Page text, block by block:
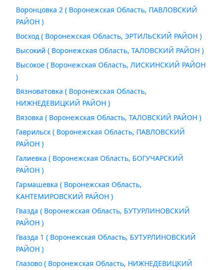
Воронцовка 2 ( Воронежская Область, ПАВЛОВСКИЙ
РАЙОН )
Восход ( Воронежская Область, ЭРТИЛЬСКИЙ РАЙОН )
Высокий ( Воронежская Область, ТАЛОВСКИЙ РАЙОН )
Высокое ( Воронежская Область, ЛИСКИНСКИЙ РАЙОН
)
Вязноватовка ( Воронежская Область,
НИЖНЕДЕВИЦКИЙ РАЙОН )
Вязовка ( Воронежская Область, ТАЛОВСКИЙ РАЙОН )
Гаврильск ( Воронежская Область, ПАВЛОВСКИЙ
РАЙОН )
Галиевка ( Воронежская Область, БОГУЧАРСКИЙ
РАЙОН )
Гармашевка ( Воронежская Область,
КАНТЕМИРОВСКИЙ РАЙОН )
Гвазда ( Воронежская Область, БУТУРЛИНОВСКИЙ
РАЙОН )
Гвазда 1 ( Воронежская Область, БУТУРЛИНОВСКИЙ
РАЙОН )
Глазово ( Воронежская Область, НИЖНЕДЕВИЦКИЙ